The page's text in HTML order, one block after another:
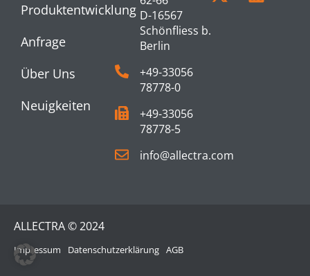
Produktentwicklung
Anfrage
Über Uns
Neuigkeiten
D-16567
Schönfliess b.
Berlin
+49-33056
78778-0
+49-33056
78778-5
info@allectra.com
ALLECTRA © 2024
Impressum Datenschutzerklärung AGB